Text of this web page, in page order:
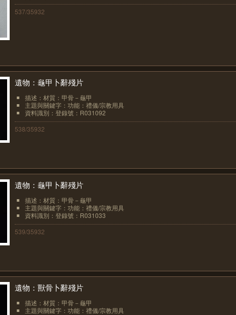
537/35932
遺物：龜甲卜辭殘片
描述：材質：甲骨－龜甲
主題與關鍵字：功能：禮儀/宗教用具
資料識別：登錄號：R031092
538/35932
遺物：龜甲卜辭殘片
描述：材質：甲骨－龜甲
主題與關鍵字：功能：禮儀/宗教用具
資料識別：登錄號：R031033
539/35932
遺物：獸骨卜辭殘片
描述：材質：甲骨－龜甲
主題與關鍵字：功能：禮儀/宗教用具